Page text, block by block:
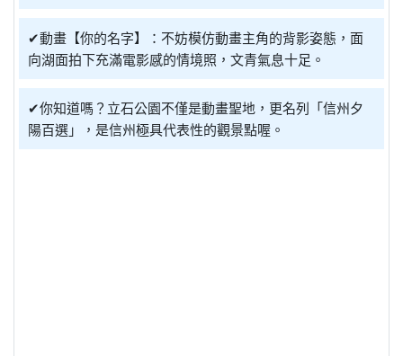
✔動畫【你的名字】：不妨模仿動畫主角的背影姿態，面
向湖面拍下充滿電影感的情境照，文青氣息十足。
✔你知道嗎？立石公園不僅是動畫聖地，更名列「信州夕
陽百選」，是信州極具代表性的觀景點喔。